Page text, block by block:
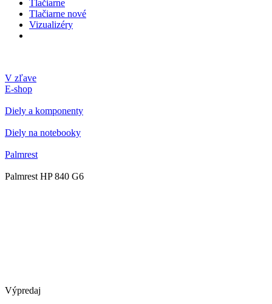
Tlačiarne
Tlačiarne nové
Vizualizéry
V zľave
E-shop
Diely a komponenty
Diely na notebooky
Palmrest
Palmrest HP 840 G6
Výpredaj